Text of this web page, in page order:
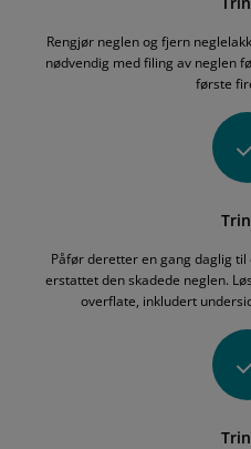
Rengjør neglen og fjern
nødvendig med filing av neglen
første
Påfør deretter en gang daglig
erstattet den skadede neglen.
overflate, inkludert